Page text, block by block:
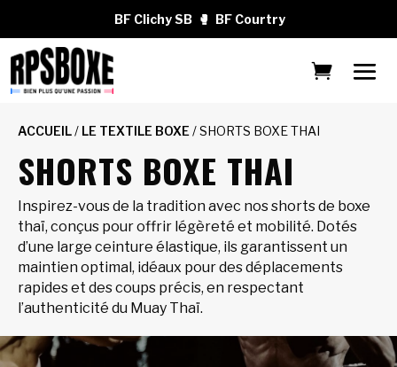
BF Clichy SB 🥊 BF Courtry
ACCUEIL/ LE TEXTILE BOXE / SHORTS BOXE THAI
SHORTS BOXE THAI
Inspirez-vous de la tradition avec nos shorts de boxe
thaï, conçus pour offrir légèreté et mobilité. Dotés
d’une large ceinture élastique, ils garantissent un
maintien optimal, idéaux pour des déplacements
rapides et des coups précis, en respectant
l’authenticité du Muay Thaï.